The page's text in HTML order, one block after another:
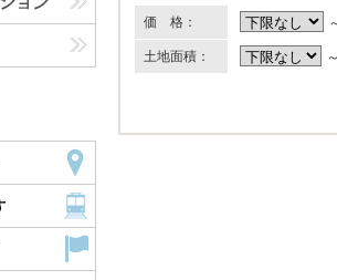
価 格：
土地面積：